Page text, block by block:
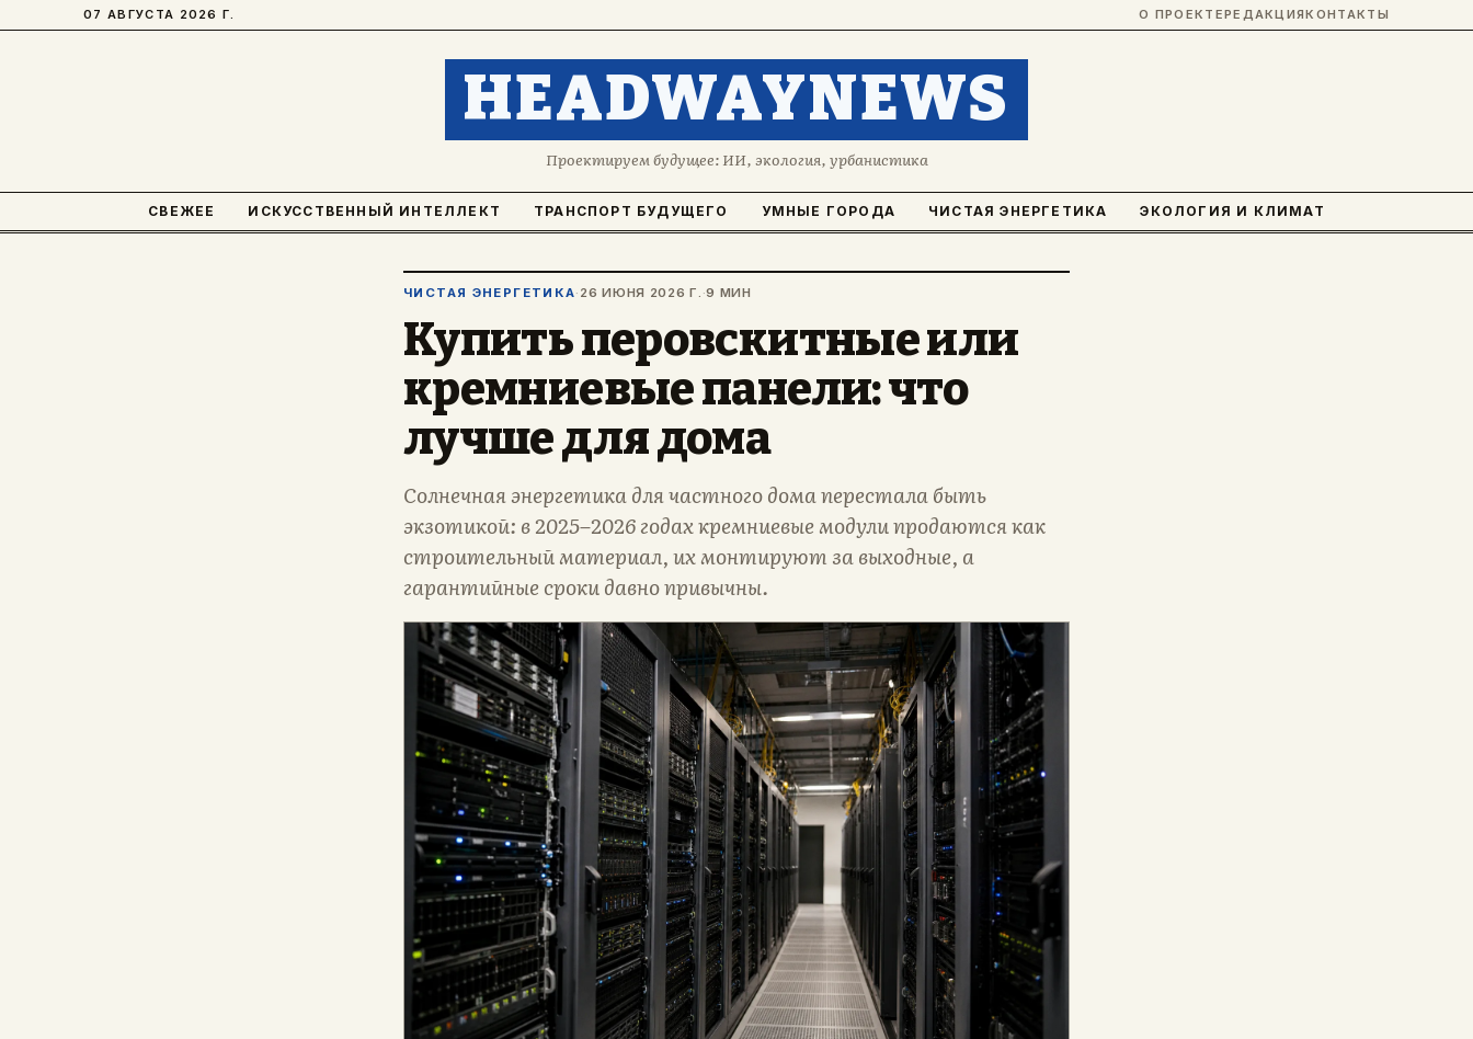
07 АВГУСТА 2026 Г. О ПРОЕКТЕРЕДАКЦИЯКОНТАКТЫ
HEADWAYNEWS
Проектируем будущее: ИИ, экология, урбанистика
СВЕЖЕЕ ИСКУССТВЕННЫЙ ИНТЕЛЛЕКТ ТРАНСПОРТ БУДУЩЕГО УМНЫЕ ГОРОДА ЧИСТАЯ ЭНЕРГЕТИКА ЭКОЛОГИЯ И КЛИМАТ
ЧИСТАЯ ЭНЕРГЕТИКА· 26 ИЮНЯ 2026 Г. ·9 МИН
Купить перовскитные или
кремниевые панели: что
лучше для дома
Солнечная энергетика для частного дома перестала быть
экзотикой: в 2025–2026 годах кремниевые модули продаются как
строительный материал, их монтируют за выходные, а
гарантийные сроки давно привычны.